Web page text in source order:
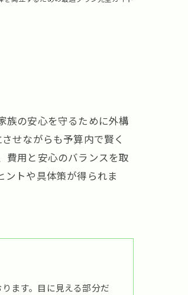
族の安心を守るために外構
せながらも予算内で賢く
費用と安心のバランスを取
トや具体策が得られま
ます。目に見える部分だ